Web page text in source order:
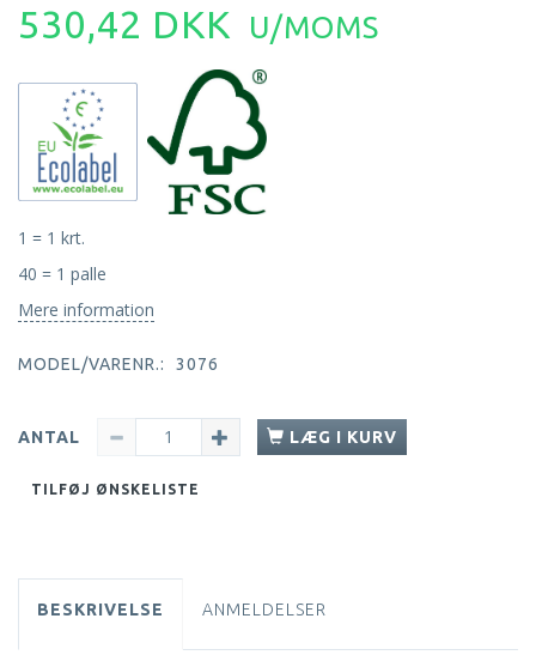
530,42 DKK U/MOMS
1 = 1 krt.
40 = 1 palle
Mere information
MODEL/VARENR.: 3076
ANTAL LÆG I KURV
TILFØJ ØNSKELISTE
BESKRIVELSE ANMELDELSER